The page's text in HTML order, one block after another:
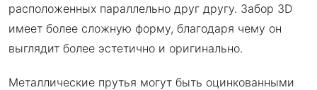
расположенных параллельно друг другу. Забор 3D
имеет более сложную форму, благодаря чему он
выглядит более эстетично и оригинально.
Металлические прутья могут быть оцинкованными